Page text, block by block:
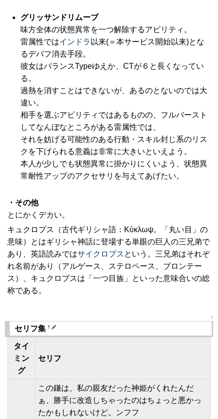
グリッサンドリムーブ
味方全体の状態異常を一つ解除するアビリティ。
雷属性ではインドラ 以来(＝本サービス開始以来)とな
るデバフ消去手段。
彼女はバランスTypeゆえか、CTが６と長くなってい
る。
過熱を消すことはできないが、あるのとないのでは大
違い。
相手を選ぶアビリティではあるものの、フルバースト
してなんぼなところがある雷属性では、
それを妨げる可能性のある行動・スキル封じ系のリス
クを下げられる意義は非常に大きいといえよう。
本人が少しでも状態異常に掛かりにくいよう、状態異
常耐性アップのアクセサリを与えてあげたい。
・その他
とにかくデカい。
キュクロプス（古代ギリシャ語：Κύκλωψ。「丸い目」の
意味）とはギリシャ神話に登場する単眼の巨人の三兄弟で
あり、英語読みではサイクロプス という。三兄弟はそれぞ
れ名前があり（アルゲース、ステロペース、ブロンテー
ス）、キュクロプスは「一つ目族」といった意味合いの総
称である。
↑
セリフ集 †
タイ
ミン
グ
セリフ
この鎌は、私の親友だった神姫がくれたんだ
ぁ、勝手に改造しちゃったのはちょっと悪かっ
たかもしれないけど。ンフフ